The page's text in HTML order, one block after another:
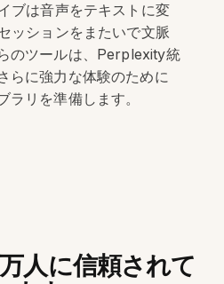
ブは音声をテキストに変
ッションをまたいで文脈
のツールは、Perplexity統
らに強力な体験のために
ラリを準備します。
人に信頼されて